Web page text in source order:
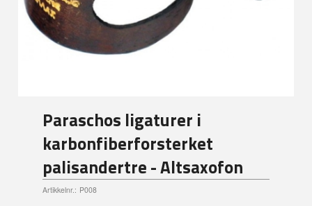
Paraschos ligaturer i
karbonfiberforsterket
palisandertre - Altsaxofon
Artikkelnr.: P008